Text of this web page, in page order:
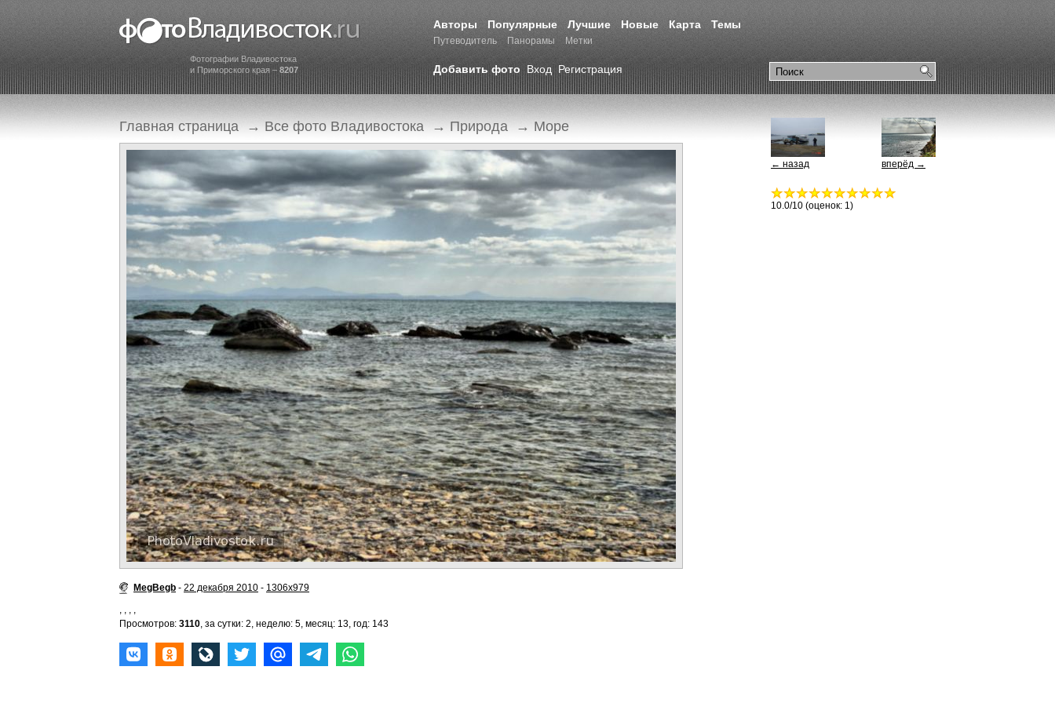
Фотографии Владивостока
и Приморского края – 8207
Авторы Популярные Лучшие Новые Карта Темы
Путеводитель Панорамы Метки
Добавить фото Вход Регистрация
Главная страница → Все фото Владивостока → Природа → Море
MegBegb - 22 декабря 2010 - 1306x979
, , , ,
Просмотров: 3110, за сутки: 2, неделю: 5, месяц: 13, год: 143
вперёд →
← назад
10.0/10 (оценок: 1)